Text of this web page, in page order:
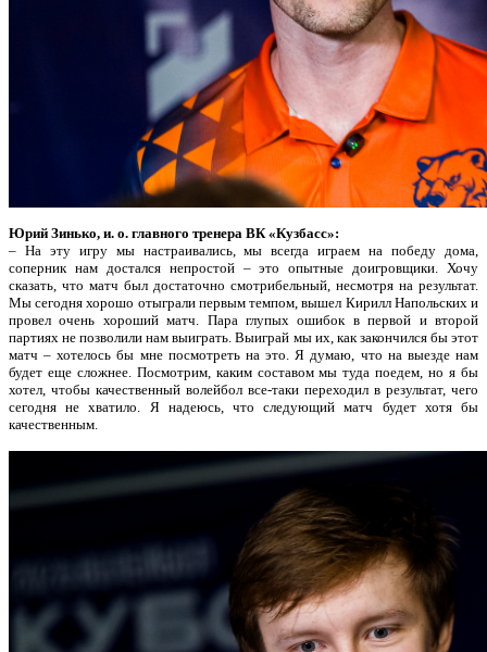
Юрий Зинько, и. о. главного тренера ВК «Кузбасс»:
– На эту игру мы настраивались, мы всегда играем на победу дома,
соперник нам достался непростой – это опытные доигровщики. Хочу
сказать, что матч был достаточно смотрибельный, несмотря на результат.
Мы сегодня хорошо отыграли первым темпом, вышел Кирилл Напольских и
провел очень хороший матч. Пара глупых ошибок в первой и второй
партиях не позволили нам выиграть. Выиграй мы их, как закончился бы этот
матч – хотелось бы мне посмотреть на это. Я думаю, что на выезде нам
будет еще сложнее. Посмотрим, каким составом мы туда поедем, но я бы
хотел, чтобы качественный волейбол все-таки переходил в результат, чего
сегодня не хватило. Я надеюсь, что следующий матч будет хотя бы
качественным.